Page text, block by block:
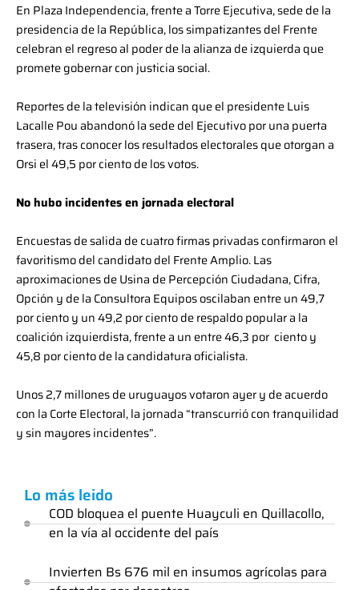
En Plaza Independencia, frente a Torre Ejecutiva, sede de la
presidencia de la República, los simpatizantes del Frente
celebran el regreso al poder de la alianza de izquierda que
promete gobernar con justicia social.
Reportes de la televisión indican que el presidente Luis
Lacalle Pou abandonó la sede del Ejecutivo por una puerta
trasera, tras conocer los resultados electorales que otorgan a
Orsi el 49,5 por ciento de los votos.
No hubo incidentes en jornada electoral
Encuestas de salida de cuatro firmas privadas confirmaron el
favoritismo del candidato del Frente Amplio. Las
aproximaciones de Usina de Percepción Ciudadana, Cifra,
Opción y de la Consultora Equipos oscilaban entre un 49,7
por ciento y un 49,2 por ciento de respaldo popular a la
coalición izquierdista, frente a un entre 46,3 por ciento y
45,8 por ciento de la candidatura oficialista.
Unos 2,7 millones de uruguayos votaron ayer y de acuerdo
con la Corte Electoral, la jornada “transcurrió con tranquilidad
y sin mayores incidentes”.
Lo más leido
COD bloquea el puente Huayculi en Quillacollo,
en la vía al occidente del país
Invierten Bs 676 mil en insumos agrícolas para